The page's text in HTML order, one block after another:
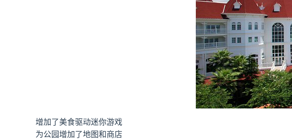
增加了美食驱动迷你游戏
为公园增加了地图和商店